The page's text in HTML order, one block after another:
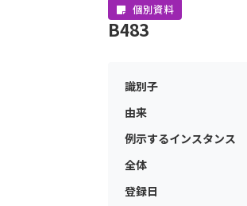
個別資料
B483
識別子
由来
例示するインスタンス
全体
登録日